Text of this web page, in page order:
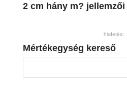
2 cm hány m? jellemzői
hirdetés:
Mértékegység kereső